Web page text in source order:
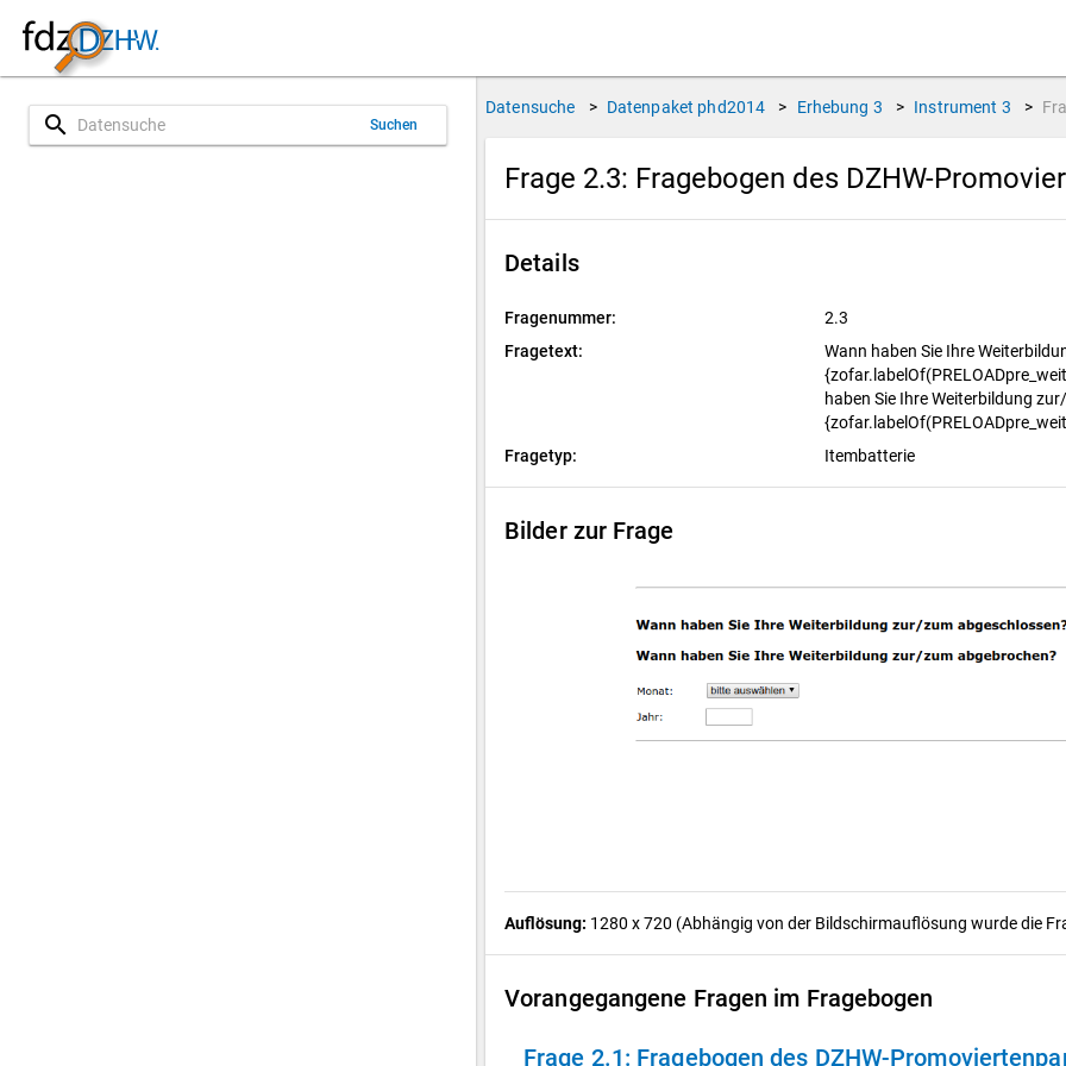
search Suchen
Datensuche > Datenpaket phd2014 > Erhebung 3 > Instrument 3 >
Frage 2.3: Fragebogen des DZHW-
Details
Fragenummer:
2.3
Fragetext:
Wann haben Sie Ihre
haben Sie Ihre Weiterbildung
Fragetyp:
Itembatterie
Bilder zur Frage
Auflösung: 1280 x 720 (Abhängig von der Bildschirmauflösung wurde die
Vorangegangene Fragen im Fragebogen
Frage 2.1: Fragebogen des DZHW-